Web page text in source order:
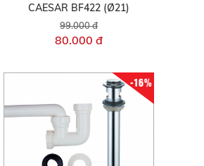
CAESAR BF422 (Ø21)
99.000 đ
80.000 đ
-16%